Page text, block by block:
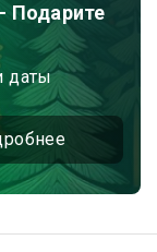
Подарите
даты